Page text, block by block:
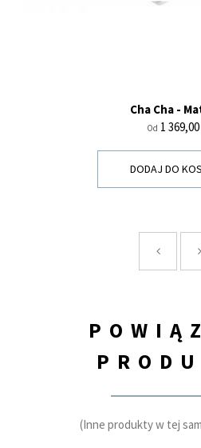
Cha Cha -
Od Cena
1 369,00
DODAJ DO
(Inne produkty w tej